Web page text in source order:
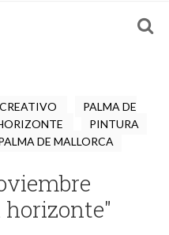
PALMA DE
PINTURA
DE MALLORCA
horizonte"